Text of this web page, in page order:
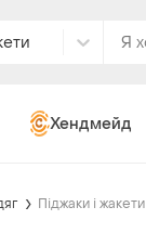
Хендмейд
Піджаки і жакети